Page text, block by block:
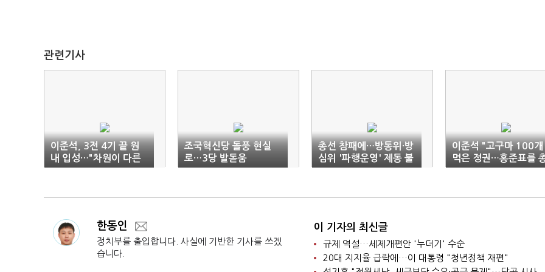
관련기사
이준석, 3전 4기 끝 원
내 입성…"차원이 다른
정치할 것"
조국혁신당 돌풍 현실
로…3당 발돋움
총선 참패에…방통위·방
심위 '파행운영' 제동 불
가피
이준석 "고구마 100개
먹은 정권…홍준표를
리로"
한동인
정치부를 출입합니다. 사실에 기반한 기사를 쓰겠
습니다.
이 기자의 최신글
규제 역설…세제개편안 '누더기' 수순
20대 지지율 급락에…이 대통령 "청년정책 재편"